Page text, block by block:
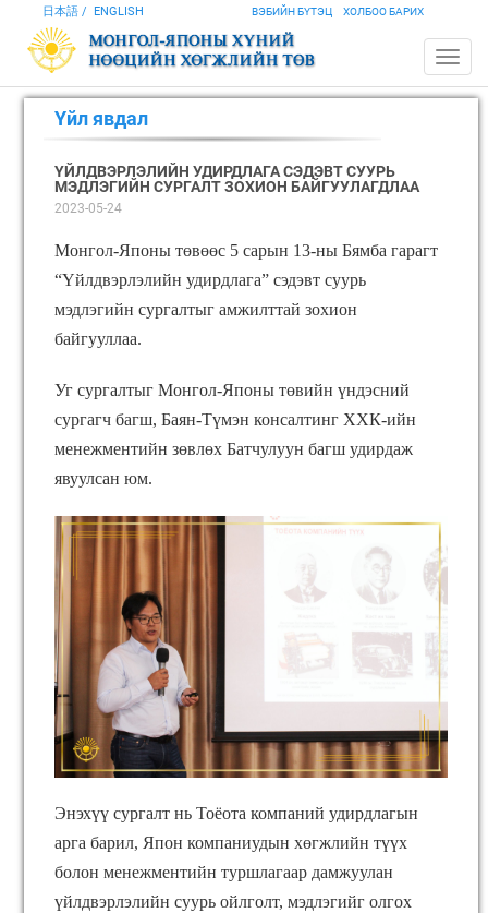
ВЭБИЙН БҮТЭЦ ХОЛБОО БАРИХ
日本語 ENGLISH
Үйл явдал
ҮЙЛДВЭРЛЭЛИЙН УДИРДЛАГА СЭДЭВТ СУУРЬ
МЭДЛЭГИЙН СУРГАЛТ ЗОХИОН БАЙГУУЛАГДЛАА
2023-05-24
Монгол-Японы төвөөс 5 сарын 13-ны Бямба гарагт
“Үйлдвэрлэлийн удирдлага” сэдэвт суурь
мэдлэгийн сургалтыг амжилттай зохион
байгууллаа.
Уг сургалтыг Монгол-Японы төвийн үндэсний
сургагч багш, Баян-Түмэн консалтинг ХХК-ийн
менежментийн зөвлөх Батчулуун багш удирдаж
явуулсан юм.
Энэхүү сургалт нь Тоёота компаний удирдлагын
арга барил, Япон компаниудын хөгжлийн түүх
болон менежментийн туршлагаар дамжуулан
үйлдвэрлэлийн суурь ойлголт, мэдлэгийг олгох